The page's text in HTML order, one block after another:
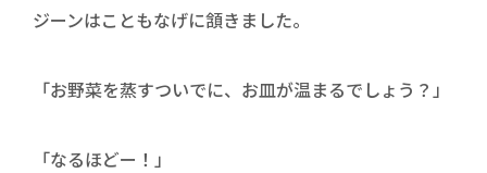
ジーンはこともなげに頷きました。
「お野菜を蒸すついでに、お皿が温まるでしょう？」
「なるほどー！」